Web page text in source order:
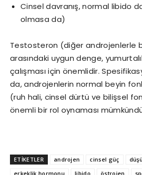
Cinsel davranış, normal libido
olmasa da)
Testosteron (diğer androjenlerle
arasındaki uygun denge,
çalışması için önemlidir.
da, androjenlerin normal beyin
(ruh hali, cinsel dürtü ve bilişsel
önemli bir rol oynaması
ETİKETLER androjen cinsel güç
erkeklik hormonu
libido östrojen